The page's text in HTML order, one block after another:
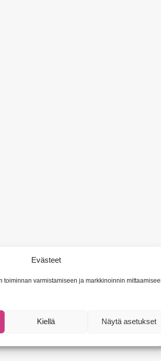
Evästeet
toiminnan varmistamiseen ja markkinoinnin
Kiellä Näytä asetukset